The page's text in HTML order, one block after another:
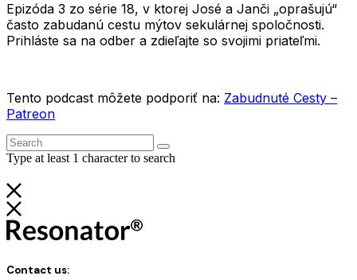
Epizóda 3 zo série 18, v ktorej José a Janči „oprašujú“
často zabudanú cestu mýtov sekulárnej spoločnosti.
Prihláste sa na odber a zdieľajte so svojimi priateľmi.
Tento podcast môžete podporiť na: Zabudnuté Cesty –
Patreon
Type at least 1 character to search
Contact us: